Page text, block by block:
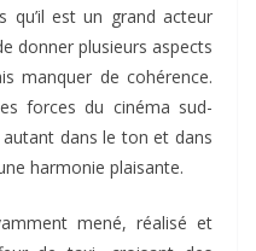
qu’il est un grand acteur
donner plusieurs aspects
manquer de cohérence.
forces du cinéma sud-
dans le ton et dans
harmonie plaisante.
mené, réalisé et